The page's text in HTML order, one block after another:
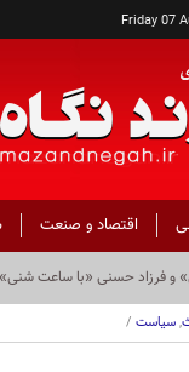
اقتصاد و صنعت
و فرزاد حسنی «با ساعت
,سیاست /